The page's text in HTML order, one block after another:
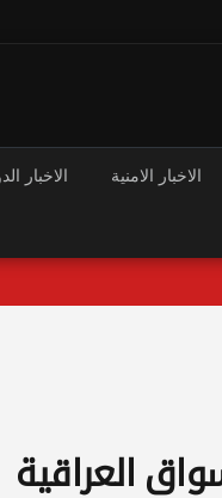
الاخبار الامنية الاخبار
العراقية